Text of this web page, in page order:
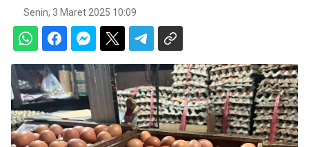
Senin, 3 Maret 2025 10:09